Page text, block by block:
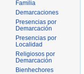
Familia
Demarcaciones
Presencias por
Demarcación
Presencias por
Localidad
Religiosos por
Demarcación
Bienhechores